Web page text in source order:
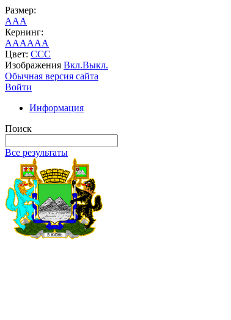
Размер:
AAA
Кернинг:
AAAAAA
Цвет: CCC
Изображения Вкл.Выкл.
Обычная версия сайта
Войти
Информация
Поиск
Все результаты